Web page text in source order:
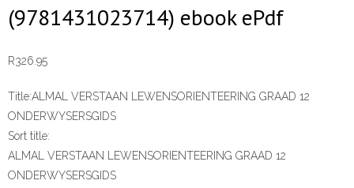
(9781431023714) ebook ePdf
R326.95
Title:ALMAL VERSTAAN LEWENSORIENTEERING GRAAD 12
ONDERWYSERSGIDS
Sort title:
ALMAL VERSTAAN LEWENSORIENTEERING GRAAD 12
ONDERWYSERSGIDS